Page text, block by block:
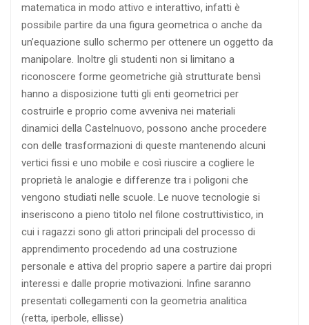
matematica in modo attivo e interattivo, infatti è
possibile partire da una figura geometrica o anche da
un’equazione sullo schermo per ottenere un oggetto da
manipolare. Inoltre gli studenti non si limitano a
riconoscere forme geometriche già strutturate bensì
hanno a disposizione tutti gli enti geometrici per
costruirle e proprio come avveniva nei materiali
dinamici della Castelnuovo, possono anche procedere
con delle trasformazioni di queste mantenendo alcuni
vertici fissi e uno mobile e così riuscire a cogliere le
proprietà le analogie e differenze tra i poligoni che
vengono studiati nelle scuole. Le nuove tecnologie si
inseriscono a pieno titolo nel filone costruttivistico, in
cui i ragazzi sono gli attori principali del processo di
apprendimento procedendo ad una costruzione
personale e attiva del proprio sapere a partire dai propri
interessi e dalle proprie motivazioni. Infine saranno
presentati collegamenti con la geometria analitica
(retta, iperbole, ellisse)